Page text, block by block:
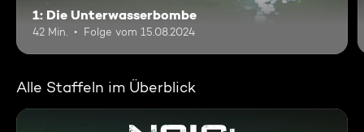
1: Die Unterwasserbombe
42 Min. Folge vom 15.08.2024
Alle Staffeln im Überblick